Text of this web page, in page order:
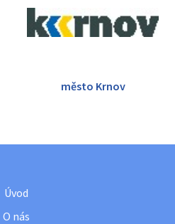
město Krnov
Úvod
O nás